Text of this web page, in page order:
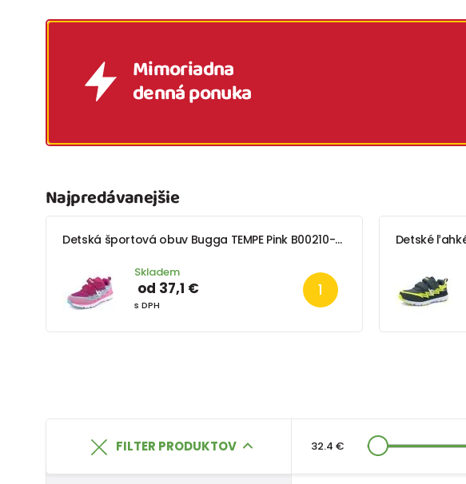
Mimoriadna
denná ponuka
Najpredávanejšie
Detská športová obuv Bugga TEMPE Pink B00210-03
Skladem
od 37,1 €
s DPH
FILTER PRODUKTOV 32.4 €